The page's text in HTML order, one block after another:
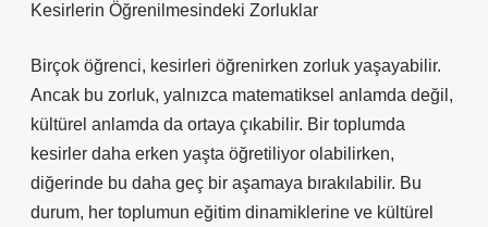
Kesirlerin Öğrenilmesindeki Zorluklar
Birçok öğrenci, kesirleri öğrenirken zorluk yaşayabilir.
Ancak bu zorluk, yalnızca matematiksel anlamda değil,
kültürel anlamda da ortaya çıkabilir. Bir toplumda
kesirler daha erken yaşta öğretiliyor olabilirken,
diğerinde bu daha geç bir aşamaya bırakılabilir. Bu
durum, her toplumun eğitim dinamiklerine ve kültürel